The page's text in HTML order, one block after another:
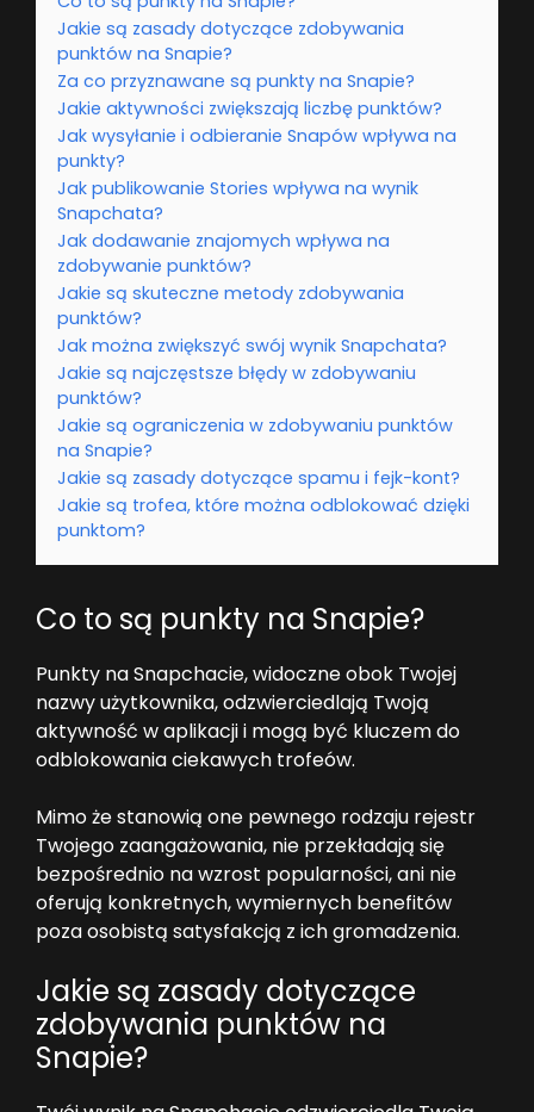
Jakie są zasady dotyczące zdobywania
punktów na Snapie?
Za co przyznawane są punkty na Snapie?
Jakie aktywności zwiększają liczbę punktów?
Jak wysyłanie i odbieranie Snapów wpływa na
punkty?
Jak publikowanie Stories wpływa na wynik
Snapchata?
Jak dodawanie znajomych wpływa na
zdobywanie punktów?
Jakie są skuteczne metody zdobywania
punktów?
Jak można zwiększyć swój wynik Snapchata?
Jakie są najczęstsze błędy w zdobywaniu
punktów?
Jakie są ograniczenia w zdobywaniu punktów
na Snapie?
Jakie są zasady dotyczące spamu i fejk-kont?
Jakie są trofea, które można odblokować dzięki
punktom?
Co to są punkty na Snapie?
Punkty na Snapchacie, widoczne obok Twojej
nazwy użytkownika, odzwierciedlają Twoją
aktywność w aplikacji i mogą być kluczem do
odblokowania ciekawych trofeów.
Mimo że stanowią one pewnego rodzaju rejestr
Twojego zaangażowania, nie przekładają się
bezpośrednio na wzrost popularności, ani nie
oferują konkretnych, wymiernych benefitów
poza osobistą satysfakcją z ich gromadzenia.
Jakie są zasady dotyczące
zdobywania punktów na
Snapie?